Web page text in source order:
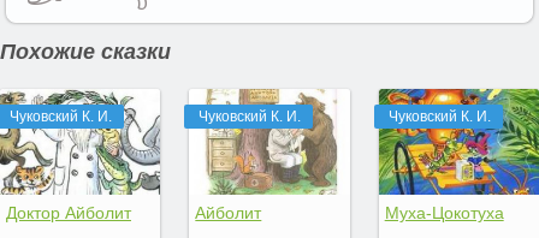
Похожие сказки
Чуковский К. И.
Доктор Айболит
Чуковский К. И.
Айболит
Чуковский К. И.
Муха-Цокотуха